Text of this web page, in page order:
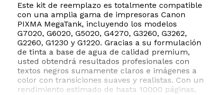
Este kit de reemplazo es totalmente compatible
con una amplia gama de impresoras Canon
PIXMA MegaTank, incluyendo los modelos
G7020, G6020, G5020, G4270, G3260, G3262,
G2260, G1230 y G1220. Gracias a su formulación
de tinta a base de agua de calidad premium,
usted obtendrá resultados profesionales con
textos negros sumamente claros e imágenes a
color con transiciones suaves y realistas. Con un
rendimiento estimado de hasta 10000 páginas,